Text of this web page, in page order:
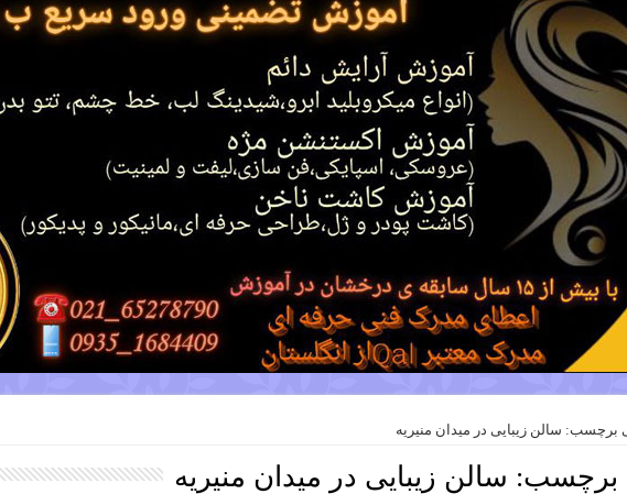
برچسب: سالن زیبایی در میدان منیریه
برچسب: سالن زیبایی در میدان منیریه